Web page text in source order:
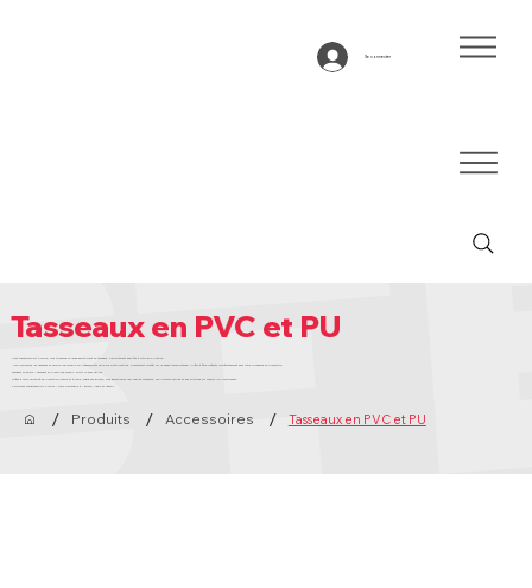
Se connecter
Tasseaux en PVC et PU
Chez Bandtransport Europe, vous trouverez un large assortiment de tasseaux, parfaitement adaptés à votre application.
Nous fournissons les tasseaux en version individuelle ou préassemblés selon vos spécifications, directement montés sur la bande transporteuse – prêts à être intégrés immédiatement dans votre processus de production.
Tasseaux spéciaux – tasseaux en plastique massif, droits ou avec œillet
Grâce à notre capacité de production interne et à notre longue expérience, nous garantissons une qualité constante, une livraison rapide et des solutions sur mesure qui fonctionnent.
Choisissez Bandtransport Europe – votre partenaire à l’écoute, fiable et réactif.
/ Produits / Accessoires / Tasseaux en PVC et PU